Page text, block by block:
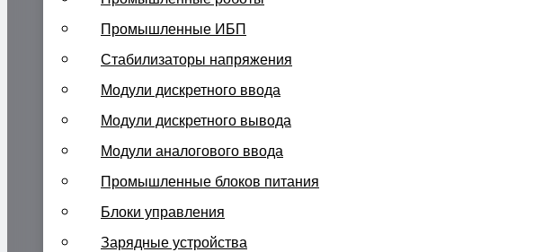
Промышленные ИБП
Стабилизаторы напряжения
Модули дискретного ввода
Модули дискретного вывода
Модули аналогового ввода
Промышленные блоков питания
Блоки управления
Зарядные устройства